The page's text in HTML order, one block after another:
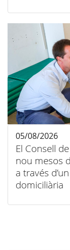
El Consell
nou mesos
a través
domiciliària
05/08/2026